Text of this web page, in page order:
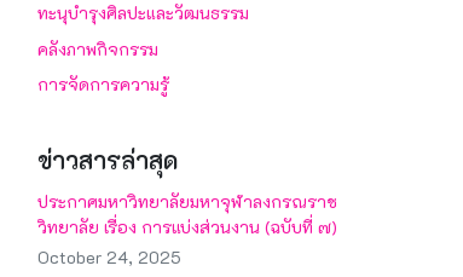
ทะนุบำรุงศิลปะและวัฒนธรรม
คลังภาพกิจกรรม
การจัดการความรู้
ข่าวสารล่าสุด
ประกาศมหาวิทยาลัยมหาจุฬาลงกรณราช
วิทยาลัย เรื่อง การแบ่งส่วนงาน (ฉบับที่ ๗)
October 24, 2025